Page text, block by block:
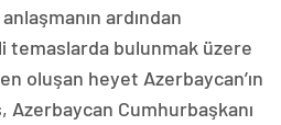
ardından
temaslarda bulunmak üzere
oluşan heyet Azerbaycan’ın
Azerbaycan Cumhurbaşkanı